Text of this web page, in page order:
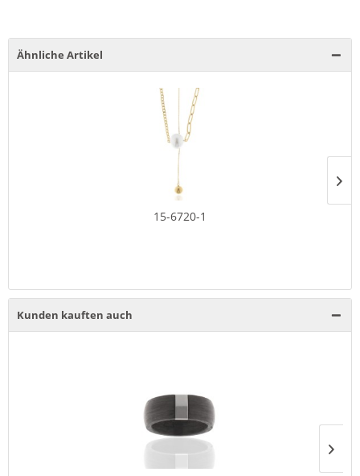
Ähnliche Artikel
15-6720-1
Kunden kauften auch